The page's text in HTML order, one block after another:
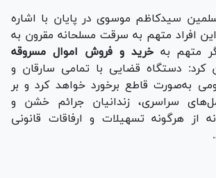
سیدکاظم موسوی در پایان با اشاره
۱۰ نفر از این افراد متهم به سرقت مسلحانه مقرون به
متهم بهخرید و فروش اموال مسروقه
کرد: دستگاه قضایی با تمامی سارقان و
به‌صورت قاطع برخورد خواهد کرد و بر
سراسری، زندانیان جرائم خشن و
از هرگونه تسهیلات و ارفاقات قانونی